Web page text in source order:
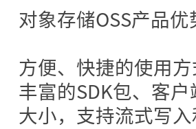
对象存储OSS产品优
方便、快捷的使用
丰富的SDK包、客
大小，支持流式写